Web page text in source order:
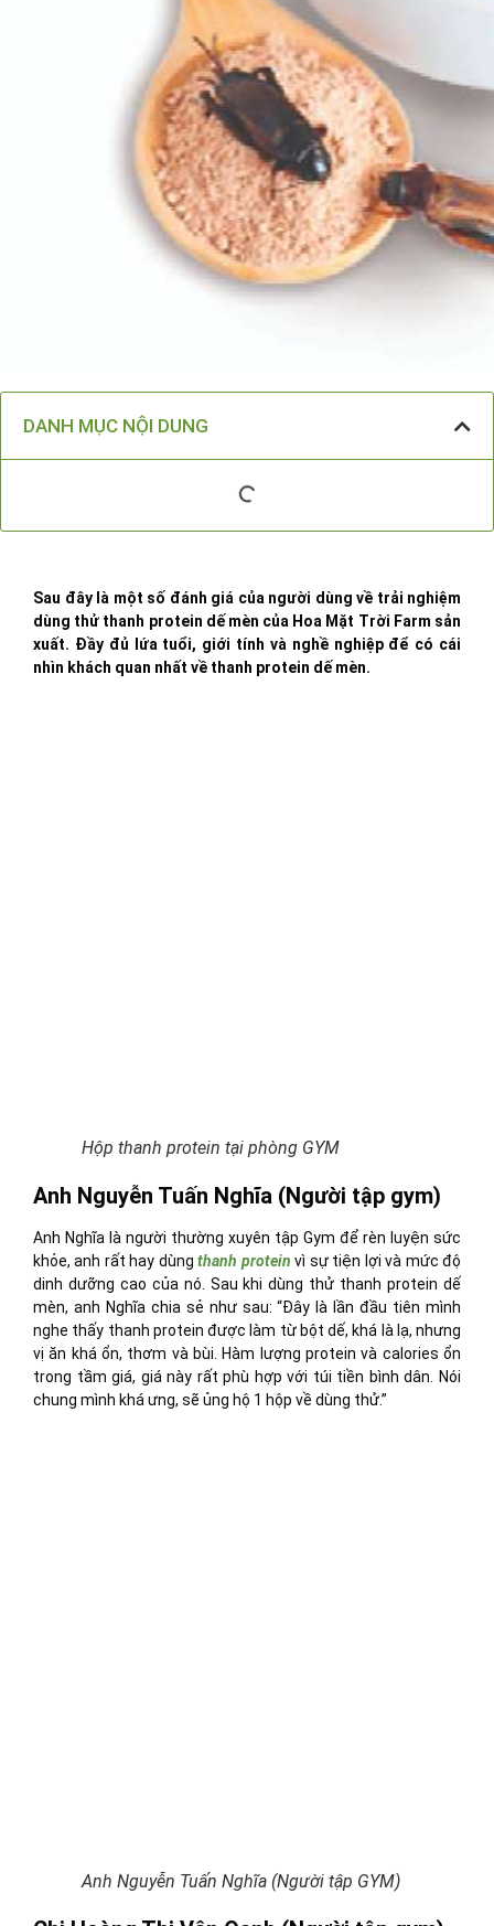
DANH MỤC NỘI DUNG
Sau đây là một số đánh giá của người dùng về trải nghiệm
dùng thử thanh protein dế mèn của Hoa Mặt Trời Farm sản
xuất. Đầy đủ lứa tuổi, giới tính và nghề nghiệp để có cái
nhìn khách quan nhất về thanh protein dế mèn.
Hộp thanh protein tại phòng GYM
Anh Nguyễn Tuấn Nghĩa (Người tập gym)
Anh Nghĩa là người thường xuyên tập Gym để rèn luyện sức
khỏe, anh rất hay dùngthanh protein vì sự tiện lợi và mức độ
dinh dưỡng cao của nó. Sau khi dùng thử thanh protein dế
mèn, anh Nghĩa chia sẻ như sau: “Đây là lần đầu tiên mình
nghe thấy thanh protein được làm từ bột dế, khá là lạ, nhưng
vị ăn khá ổn, thơm và bùi. Hàm lượng protein và calories ổn
trong tầm giá, giá này rất phù hợp với túi tiền bình dân. Nói
chung mình khá ưng, sẽ ủng hộ 1 hộp về dùng thử.”
Anh Nguyễn Tuấn Nghĩa (Người tập GYM)